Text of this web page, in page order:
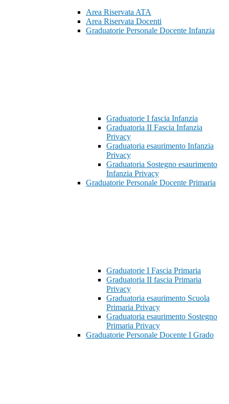
Area Riservata ATA
Area Riservata Docenti
Graduatorie Personale Docente Infanzia
Graduatorie I fascia Infanzia
Graduatoria II Fascia Infanzia
Privacy
Graduatoria esaurimento Infanzia
Privacy
Graduatoria Sostegno esaurimento
Infanzia Privacy
Graduatorie Personale Docente Primaria
Graduatorie I Fascia Primaria
Graduatoria II fascia Primaria
Privacy
Graduatoria esaurimento Scuola
Primaria Privacy
Graduatoria esaurimento Sostegno
Primaria Privacy
Graduatorie Personale Docente I Grado